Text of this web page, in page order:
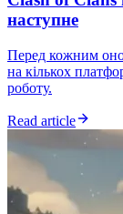
наступне
Перед кожним
на кількох
роботу.
Read article